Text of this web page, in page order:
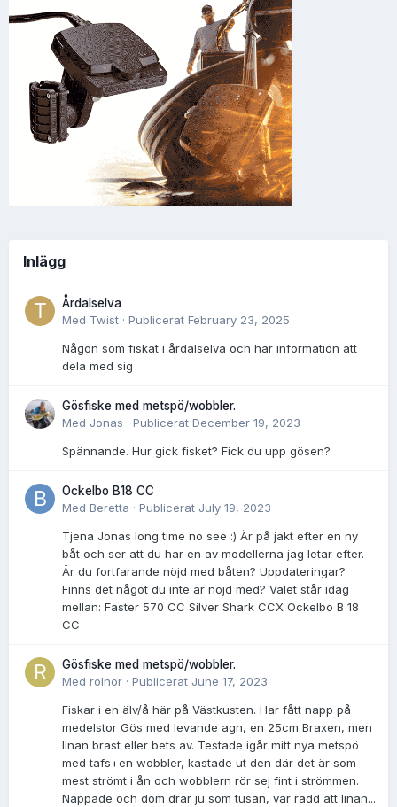
Inlägg
Årdalselva
Med Twist · Publicerat February 23, 2025
Någon som fiskat i årdalselva och har information att
dela med sig
Gösfiske med metspö/wobbler.
Med Jonas · Publicerat December 19, 2023
Spännande. Hur gick fisket? Fick du upp gösen?
Ockelbo B18 CC
Med Beretta · Publicerat July 19, 2023
Tjena Jonas long time no see :) Är på jakt efter en ny
båt och ser att du har en av modellerna jag letar efter.
Är du fortfarande nöjd med båten? Uppdateringar?
Finns det något du inte är nöjd med? Valet står idag
mellan: Faster 570 CC Silver Shark CCX Ockelbo B 18
CC
Gösfiske med metspö/wobbler.
Med rolnor · Publicerat June 17, 2023
Fiskar i en älv/å här på Västkusten. Har fått napp på
medelstor Gös med levande agn, en 25cm Braxen, men
linan brast eller bets av. Testade igår mitt nya metspö
med tafs+en wobbler, kastade ut den där det är som
mest strömt i ån och wobblern rör sej fint i strömmen.
Nappade och dom drar ju som tusan, var rädd att linan...